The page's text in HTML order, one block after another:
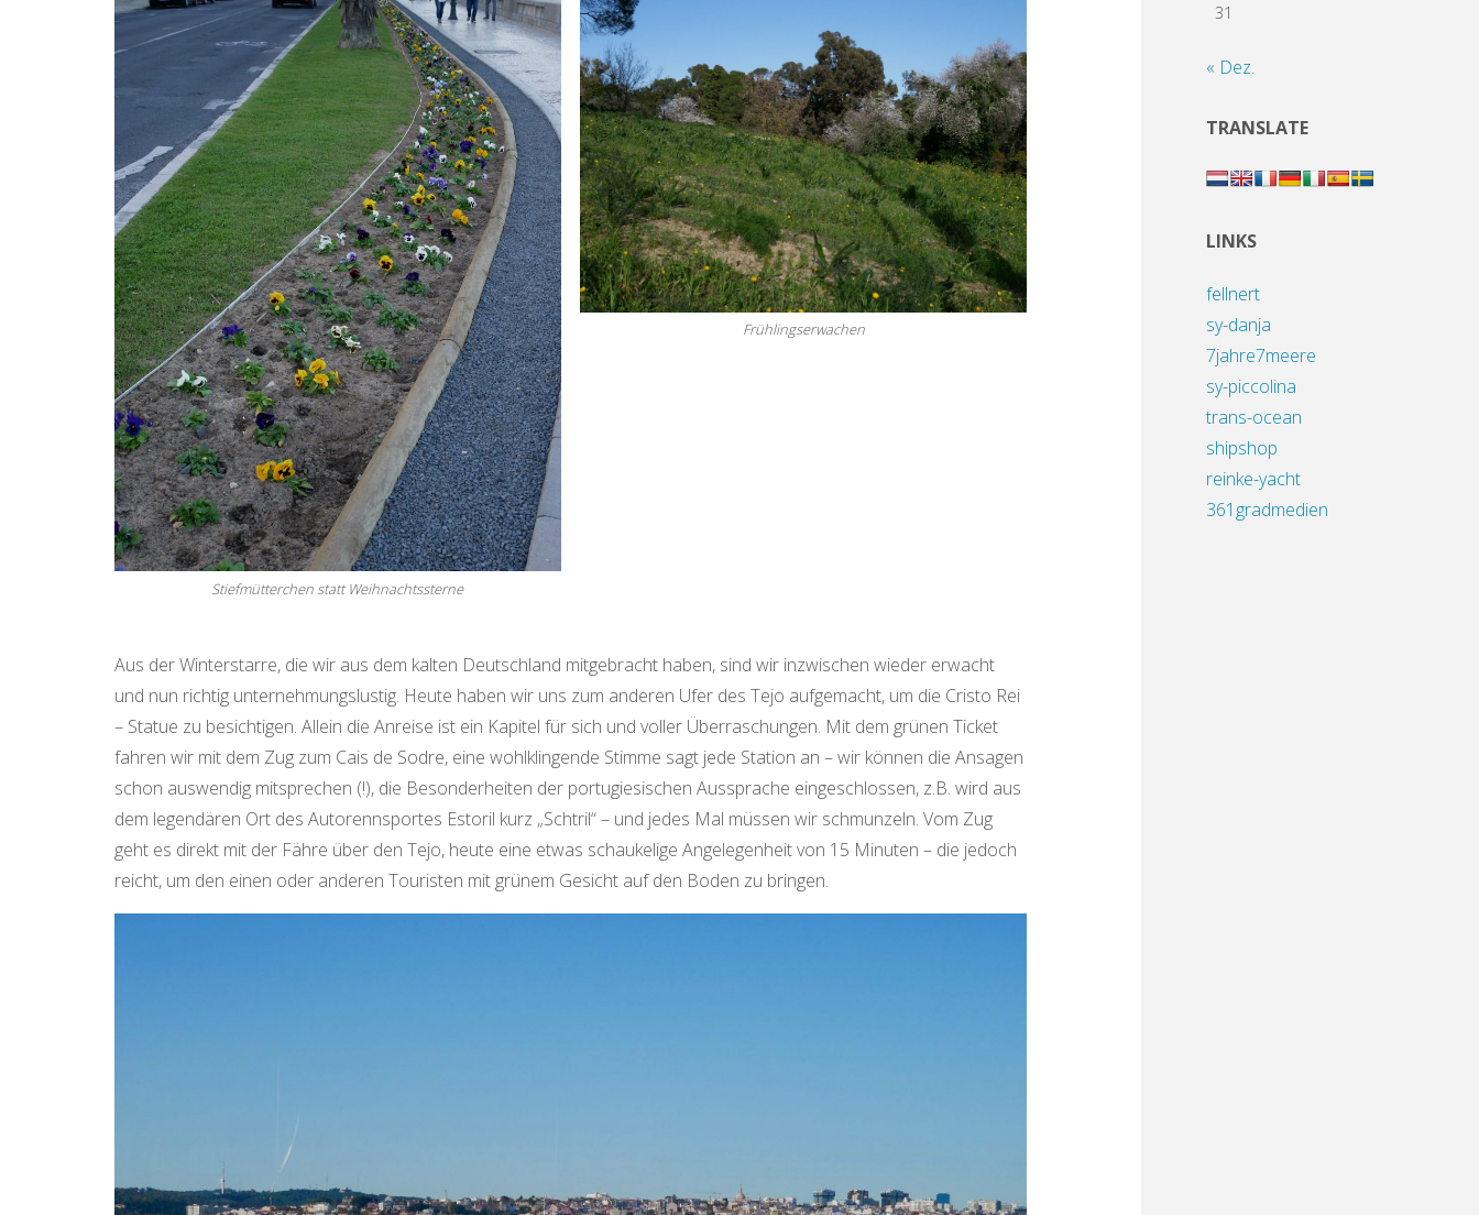
Stiefmütterchen statt Weihnachtssterne
Frühlingserwachen
Aus der Winterstarre, die wir aus dem kalten Deutschland mitgebracht haben, sind wir inzwischen wieder erwacht
und nun richtig unternehmungslustig. Heute haben wir uns zum anderen Ufer des Tejo aufgemacht, um die Cristo Rei
– Statue zu besichtigen. Allein die Anreise ist ein Kapitel für sich und voller Überraschungen. Mit dem grünen Ticket
fahren wir mit dem Zug zum Cais de Sodre, eine wohlklingende Stimme sagt jede Station an – wir können die Ansagen
schon auswendig mitsprechen (!), die Besonderheiten der portugiesischen Aussprache eingeschlossen, z.B. wird aus
dem legendären Ort des Autorennsportes Estoril kurz „Schtril“ – und jedes Mal müssen wir schmunzeln. Vom Zug
geht es direkt mit der Fähre über den Tejo, heute eine etwas schaukelige Angelegenheit von 15 Minuten – die jedoch
reicht, um den einen oder anderen Touristen mit grünem Gesicht auf den Boden zu bringen.
31
« Dez.
TRANSLATE
LINKS
fellnert
sy-danja
7jahre7meere
sy-piccolina
trans-ocean
shipshop
reinke-yacht
361gradmedien